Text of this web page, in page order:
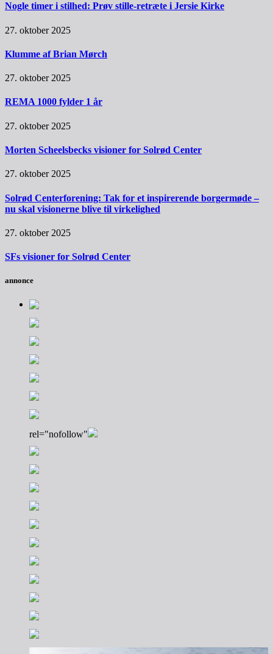
Nogle timer i stilhed: Prøv stille-retræte i Jersie Kirke
27. oktober 2025
Klumme af Brian Mørch
27. oktober 2025
REMA 1000 fylder 1 år
27. oktober 2025
Morten Scheelsbecks visioner for Solrød Center
27. oktober 2025
Solrød Centerforening: Tak for et inspirerende borgermøde –
nu skal visionerne blive til virkelighed
27. oktober 2025
SFs visioner for Solrød Center
annonce
rel="nofollow"